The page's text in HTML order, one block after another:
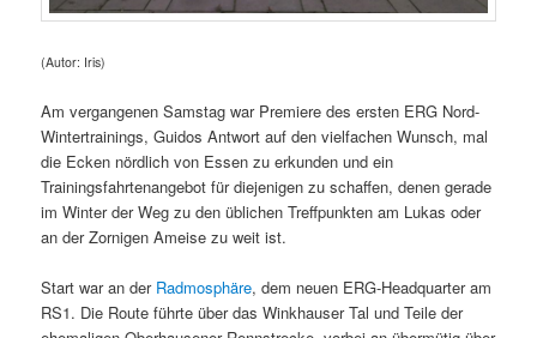
(Autor: Iris)
Am vergangenen Samstag war Premiere des ersten ERG Nord-
Wintertrainings, Guidos Antwort auf den vielfachen Wunsch, mal
die Ecken nördlich von Essen zu erkunden und ein
Trainingsfahrtenangebot für diejenigen zu schaffen, denen gerade
im Winter der Weg zu den üblichen Treffpunkten am Lukas oder
an der Zornigen Ameise zu weit ist.
Start war an der Radmosphäre, dem neuen ERG-Headquarter am
RS1. Die Route führte über das Winkhauser Tal und Teile der